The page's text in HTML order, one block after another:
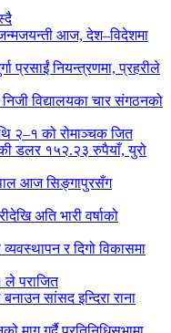
आज, देश–विदेशमा
प्रसाईं नियन्त्रणमा, प्रहरीले
विद्यालयका चार संगठनको
२–१ को रोमाञ्चक जित
डलर १५२.२३ रुपैयाँ, युरो
आज सिङ्गापुरसँग
अति भारी वर्षाको
र दिगो विकासमा
ले पराजित
सांसद इन्दिरा राना